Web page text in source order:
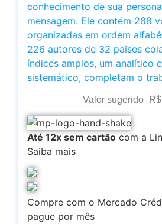
conhecimento de sua
mensagem. Ele contém 288
organizadas em ordem
226 autores de 32 países
índices amplos, um analítico
sistemático, completam o
Valor sugerido R$
Até 12x sem cartão com a
Saiba mais
Compre com o Mercado
pague por mês